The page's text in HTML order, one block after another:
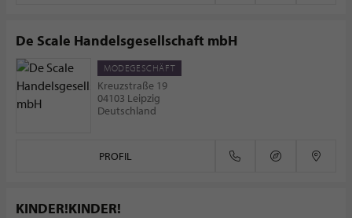
De Scale Handelsgesellschaft mbH
MODEGESCHÄFT
Kreuzstraße 19
04103 Leipzig
Deutschland
PROFIL
KINDER!KINDER!